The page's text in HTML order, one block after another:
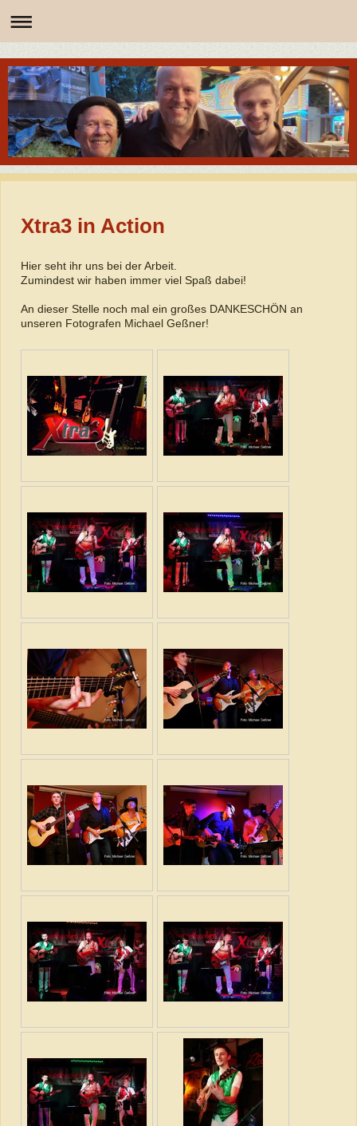
Xtra3 in Action
Hier seht ihr uns bei der Arbeit.
Zumindest wir haben immer viel Spaß dabei!
An dieser Stelle noch mal ein großes DANKESCHÖN an
unseren Fotografen Michael Geßner!